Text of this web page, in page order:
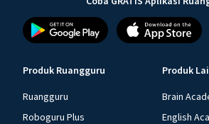
Produk Ruangguru
Ruangguru
Roboguru Plus
Produk
Brain
English